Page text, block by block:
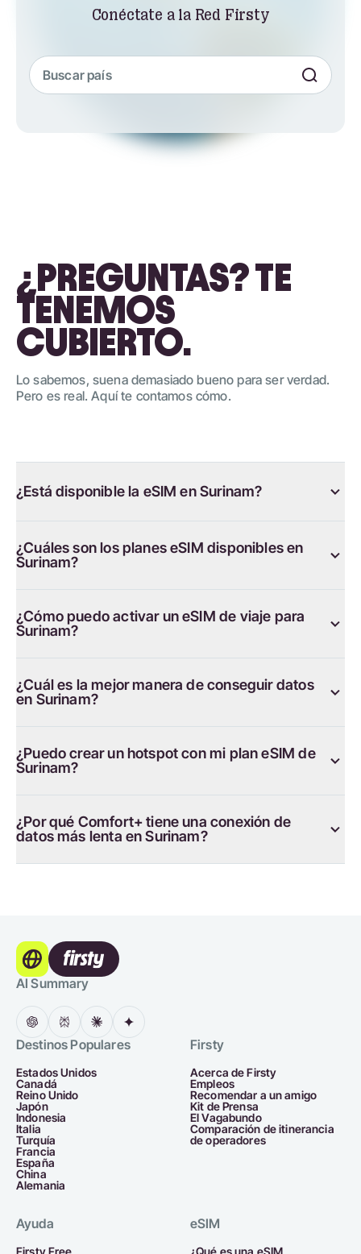
Conéctate a la Red Firsty
¿PREGUNTAS? TE
TENEMOS
CUBIERTO.
Lo sabemos, suena demasiado bueno para ser verdad.
Pero es real. Aquí te contamos cómo.
¿Está disponible la eSIM en Surinam?
¿Cuáles son los planes eSIM disponibles en
Surinam?
¿Cómo puedo activar un eSIM de viaje para
Surinam?
¿Cuál es la mejor manera de conseguir datos
en Surinam?
¿Puedo crear un hotspot con mi plan eSIM de
Surinam?
¿Por qué Comfort+ tiene una conexión de
datos más lenta en Surinam?
AI Summary
Destinos Populares
Estados Unidos
Canadá
Reino Unido
Japón
Indonesia
Italia
Turquía
Francia
España
China
Alemania
Firsty
Acerca de Firsty
Empleos
Recomendar a un amigo
Kit de Prensa
El Vagabundo
Comparación de itinerancia
de operadores
Ayuda
Firsty Free
eSIM
¿Qué es una eSIM